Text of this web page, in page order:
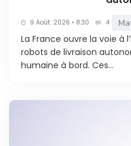
9 Août. 2026 • 8:30 4
La France ouvre la voie à
robots de livraison
humaine à bord. Ces...